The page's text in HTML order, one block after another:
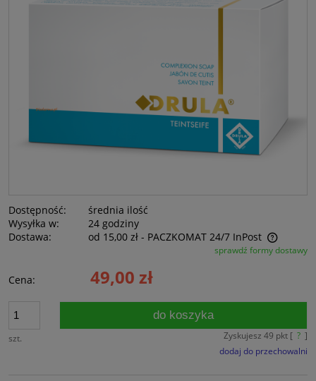
Dostępność:
średnia ilość
Wysyłka w:
24 godziny
Dostawa:
od 15,00 zł - PACZKOMAT 24/7 InPost
Cena nie zawiera ewentualnych kosztów płatnościsprawdź formy dostawy
Cena: 49,00 zł
szt.
do koszyka
Zyskujesz 49 pkt [ ? ]
dodaj do przechowalni